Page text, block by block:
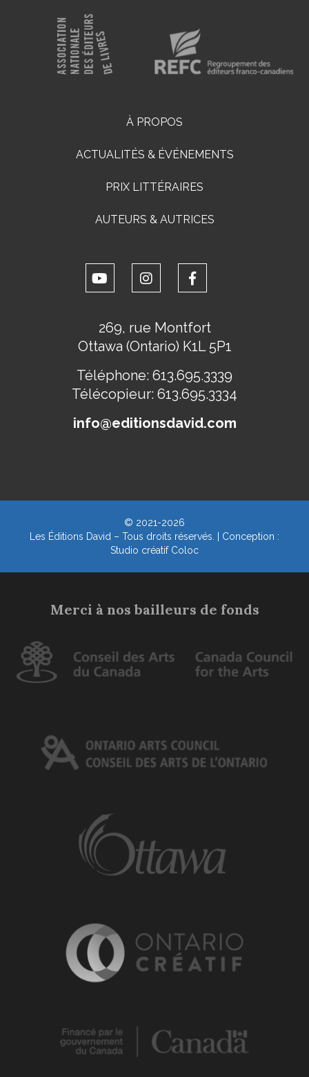
À PROPOS
ACTUALITÉS & ÉVÉNEMENTS
PRIX LITTÉRAIRES
AUTEURS & AUTRICES
269, rue Montfort
Ottawa (Ontario) K1L 5P1
Téléphone: 613.695.3339
Télécopieur: 613.695.3334
info@editionsdavid.com
© 2021-2026
Les Éditions David – Tous droits réservés. | Conception :
Studio créatif Coloc
Merci à nos bailleurs de fonds